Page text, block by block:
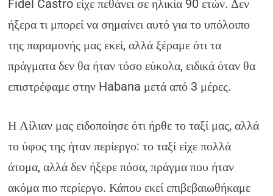
Fidel Castro είχε πεθάνει σε ηλικία 90 ετών. Δεν
ήξερα τι μπορεί να σημαίνει αυτό για το υπόλοιπο
της παραμονής μας εκεί, αλλά ξέραμε ότι τα
πράγματα δεν θα ήταν τόσο εύκολα, ειδικά όταν θα
επιστρέφαμε στην Habana μετά από 3 μέρες.
Η Λίλιαν μας ειδοποίησε ότι ήρθε το ταξί μας, αλλά
το ύφος της ήταν περίεργο: το ταξί είχε πολλά
άτομα, αλλά δεν ήξερε πόσα, πράγμα που ήταν
ακόμα πιο περίεργο. Κάπου εκεί επιβεβαιωθήκαμε